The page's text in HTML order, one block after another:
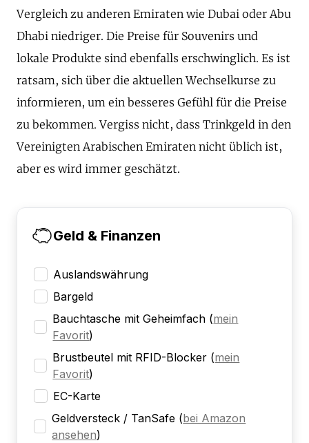
Vergleich zu anderen Emiraten wie Dubai oder Abu
Dhabi niedriger. Die Preise für Souvenirs und
lokale Produkte sind ebenfalls erschwinglich. Es ist
ratsam, sich über die aktuellen Wechselkurse zu
informieren, um ein besseres Gefühl für die Preise
zu bekommen. Vergiss nicht, dass Trinkgeld in den
Vereinigten Arabischen Emiraten nicht üblich ist,
aber es wird immer geschätzt.
Geld & Finanzen
Auslandswährung
Bargeld
Bauchtasche mit Geheimfach (mein
Favorit)
Brustbeutel mit RFID-Blocker (mein
Favorit)
EC-Karte
Geldversteck / TanSafe (bei Amazon
ansehen)